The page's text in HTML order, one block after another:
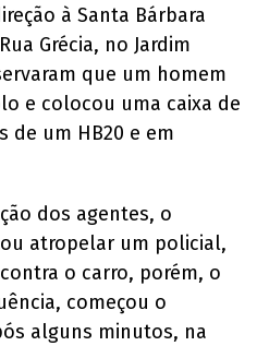
à Santa Bárbara
Grécia, no Jardim
que um homem
e colocou uma caixa de
de um HB20 e em
dos agentes, o
atropelar um policial,
o carro, porém, o
começou o
alguns minutos, na